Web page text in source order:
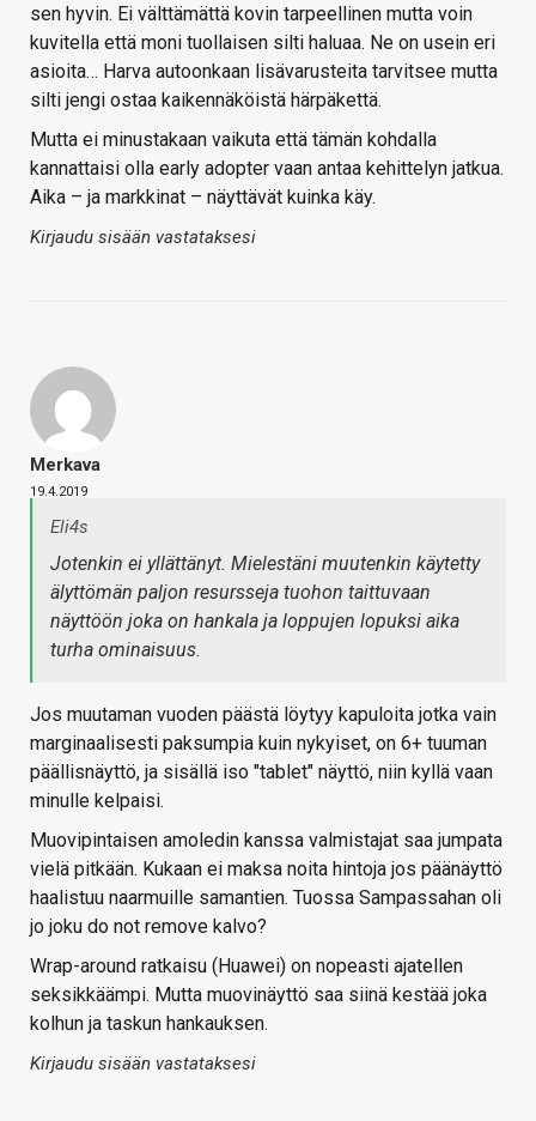
sen hyvin. Ei välttämättä kovin tarpeellinen mutta voin
kuvitella että moni tuollaisen silti haluaa. Ne on usein eri
asioita… Harva autoonkaan lisävarusteita tarvitsee mutta
silti jengi ostaa kaikennäköistä härpäkettä.
Mutta ei minustakaan vaikuta että tämän kohdalla
kannattaisi olla early adopter vaan antaa kehittelyn jatkua.
Aika – ja markkinat – näyttävät kuinka käy.
Kirjaudu sisään vastataksesi
Merkava
19.4.2019
Eli4s
Jotenkin ei yllättänyt. Mielestäni muutenkin käytetty
älyttömän paljon resursseja tuohon taittuvaan
näyttöön joka on hankala ja loppujen lopuksi aika
turha ominaisuus.
Jos muutaman vuoden päästä löytyy kapuloita jotka vain
marginaalisesti paksumpia kuin nykyiset, on 6+ tuuman
päällisnäyttö, ja sisällä iso "tablet" näyttö, niin kyllä vaan
minulle kelpaisi.
Muovipintaisen amoledin kanssa valmistajat saa jumpata
vielä pitkään. Kukaan ei maksa noita hintoja jos päänäyttö
haalistuu naarmuille samantien. Tuossa Sampassahan oli
jo joku do not remove kalvo?
Wrap-around ratkaisu (Huawei) on nopeasti ajatellen
seksikkäämpi. Mutta muovinäyttö saa siinä kestää joka
kolhun ja taskun hankauksen.
Kirjaudu sisään vastataksesi